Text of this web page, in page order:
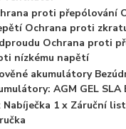
proti přepólování
Ochrana proti
Ochrana proti
nízkému napětí
akumulátory
AGM GEL SLA
Nabíječka 1 x Záruční